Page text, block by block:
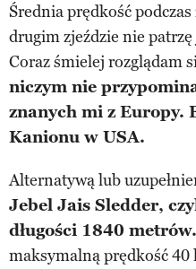
Średnia prędkość
drugim zjeździe nie
Coraz śmielej rozglądam
niczym nie
znanych mi z Europy.
Kanionu w USA.
Alternatywą lub
Jebel Jais Sledder,
długości 1840 metrów.
maksymalną prędkość 40